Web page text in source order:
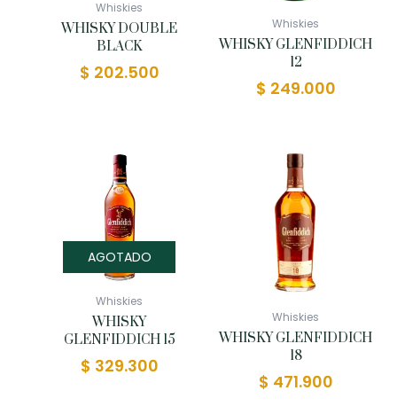
Whiskies
WHISKY DOUBLE
BLACK
$ 202.500
Whiskies
WHISKY GLENFIDDICH
12
$ 249.000
AGOTADO
Whiskies
WHISKY
GLENFIDDICH 15
$ 329.300
Whiskies
WHISKY GLENFIDDICH
18
$ 471.900